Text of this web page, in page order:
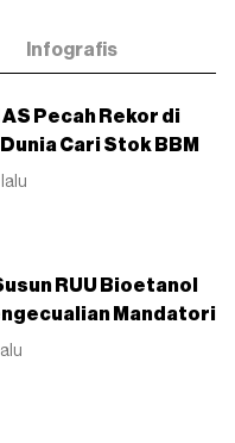
Infografis
Pecah Rekor di
Cari Stok BBM
lalu
RUU Bioetanol
Mandatori